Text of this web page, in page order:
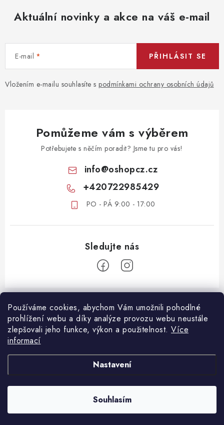
Používáme cookies, abychom Vám umožnili pohodlné
prohlížení webu a díky analýze provozu webu neustále
zlepšovali jeho funkce, výkon a použitelnost. Více
informací
Nastavení
Souhlasím
Aktuální novinky a akce na váš e-mail
E-mail
Vložením e-mailu souhlasíte s podmínkami ochrany osobních údajů
PŘIHLÁSIT SE
Pomůžeme vám s výběrem
Potřebujete s něčím poradit? Jsme tu pro vás!
info@oshopcz.cz
+420722985429
PO - PÁ 9:00 - 17:00
Z
ZÁKAZNICKÝ SERVIS
DOPRAVA A PLATBA
VRÁCENÍ ZBOŽÍ
REKLAMACE ZBOŽÍ
MOJE OBJEDNÁVKA
DŮLEŽITÉ DOKUMENTY
Oshopcz.cz . Všechna práva vyhrazena.